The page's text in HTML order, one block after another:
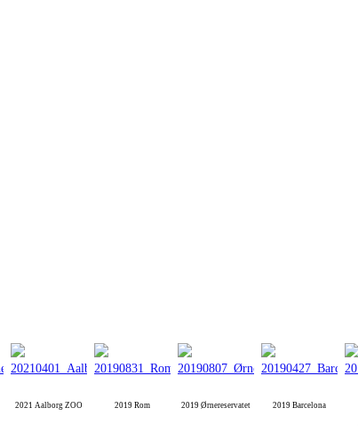
2021 Aalborg ZOO 2019 Rom 2019 Ørnereservatet 2019 Barcelona